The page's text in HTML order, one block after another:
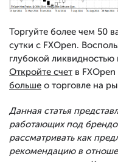
Торгуйте более чем 50
сутки с FXOpen.
глубокой
Откройте счет в
больше о торговле на
Данная статья
работающих под
рассматривать как
рекомендацию в